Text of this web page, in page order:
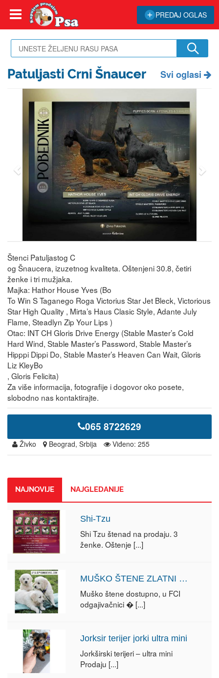
PREDAJ OGLAS
Patuljasti Crni Šnaucer Svi oglasi
Štenci Patuljastog C
og Šnaucera, izuzetnog kvaliteta. Oštenjeni 30.8, četiri
ženke i tri mužjaka.
Majka: Hathor House Yves (Bo
To Win S Taganego Roga Victorius Star Jet Bleck, Victorious
Star High Quality , Mirta’s Haus Clasic Style, Adante July
Flame, Steadlyn Zip Your Lips )
Otac: INT CH Gloris Drive Energy (Stable Master’s Cold
Hard Wind, Stable Master’s Password, Stable Master’s
Hipppi Dippi Do, Stable Master’s Heaven Can Wait, Gloris
Liz KleyBo
, Gloris Felicita)
Za više informacija, fotografije i dogovor oko posete,
slobodno nas kontaktirajte.
065 8722629
Živko Beograd, Srbija Viđeno: 255
NAJNOVIJE NAJGLEDANIJE
Shi-Tzu
Shi Tzu štenad na prodaju. 3
ženke. Oštenje [...]
MUŠKO ŠTENE ZLATNI RETRIVER
Muško štene dostupno, u FCI
odgajivačnici � [...]
Jorksir terijer jorki ultra mini
Jorkširski terijeri – ultra mini
Prodaju [...]